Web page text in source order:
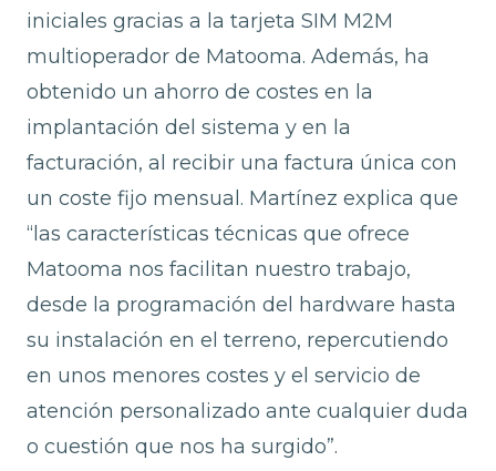
iniciales gracias a la tarjeta SIM M2M
multioperador de Matooma. Además, ha
obtenido un ahorro de costes en la
implantación del sistema y en la
facturación, al recibir una factura única con
un coste fijo mensual. Martínez explica que
“las características técnicas que ofrece
Matooma nos facilitan nuestro trabajo,
desde la programación del hardware hasta
su instalación en el terreno, repercutiendo
en unos menores costes y el servicio de
atención personalizado ante cualquier duda
o cuestión que nos ha surgido”.